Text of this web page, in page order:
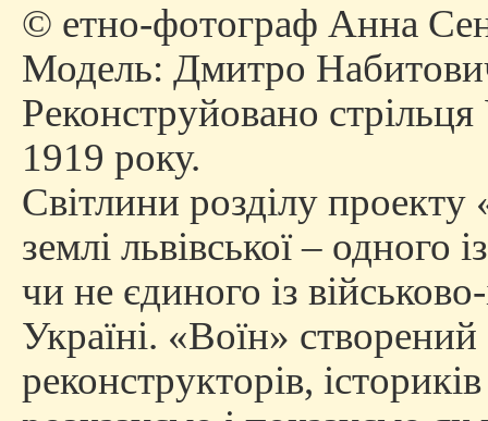
© етно-фотограф Анна
Модель: Дмитро
Реконструйовано стрільця
1919 року.
Cвітлини розділу
землі львівської – одного
чи не єдиного із
Україні. «Воїн»
реконструкторів,